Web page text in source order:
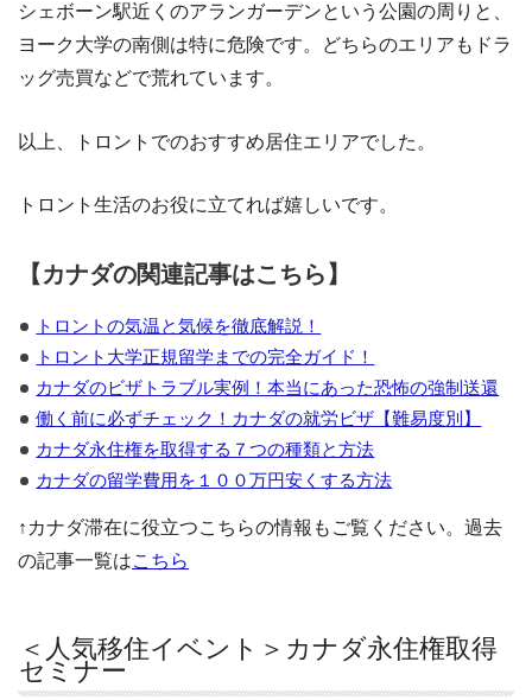
シェボーン駅近くのアランガーデンという公園の周りと、
ヨーク大学の南側は特に危険です。どちらのエリアもドラ
ッグ売買などで荒れています。
以上、トロントでのおすすめ居住エリアでした。
トロント生活のお役に立てれば嬉しいです。
【カナダの関連記事はこちら】
トロントの気温と気候を徹底解説！
トロント大学正規留学までの完全ガイド！
カナダのビザトラブル実例！本当にあった恐怖の強制送還
働く前に必ずチェック！カナダの就労ビザ【難易度別】
カナダ永住権を取得する７つの種類と方法
カナダの留学費用を１００万円安くする方法
↑カナダ滞在に役立つこちらの情報もご覧ください。過去
の記事一覧はこちら
＜人気移住イベント＞カナダ永住権取得
セミナー